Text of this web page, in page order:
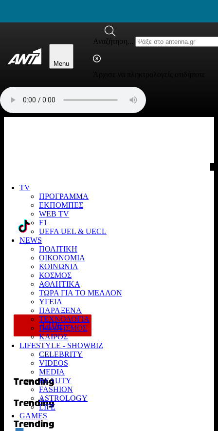
Menu
Αναζήτηση...
TV
ΠΡΟΓΡΑΜΜΑ
ΕΚΠΟΜΠΕΣ
WEB TV
F1
UEFA UEL & UECL
NEWS
ΠΟΛΙΤΙΚΗ
ΟΙΚΟΝΟΜΙΑ
ΚΟΙΝΩΝΙΑ
ΚΟΣΜΟΣ
ΑΘΛΗΤΙΚΑ
ΤΩΡΑ ΓΙΑ ΤΟ ΜΕΛΛΟΝ
ΥΓΕΙΑ
ΠΑΡΑΞΕΝΑ
ΤΕΧΝΟΛΟΓΙΑ
ΠΟΛΙΤΙΣΜΟΣ
ΚΑΙΡΟΣ
LIFESTYLE - SHOWBIZ
CELEBRITY
VIDEOS
MEDIA
BEAUTY
FASHION
ASTROLOGY
LIFE
GAMES
GP Ουγγαρίας: Θρίαμβος Norris μετά από
συγκλονιστική μάχη με τον Piastri
Ανέβηκε στις 03/08/2025 18:30
LIVE
Trending
Trending
Trending